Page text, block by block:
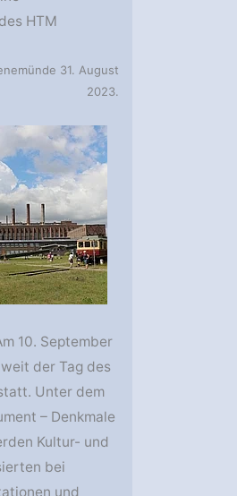
HTM
31. August
2023.
10. September
der Tag des
Unter dem
– Denkmale
Kultur- und
bei
und